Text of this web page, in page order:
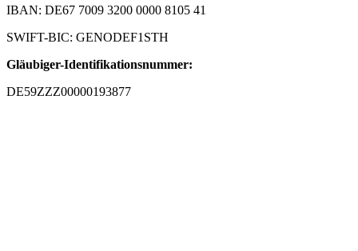
IBAN: DE67 7009 3200 0000 8105 41
SWIFT-BIC: GENODEF1STH
Gläubiger-Identifikationsnummer:
DE59ZZZ00000193877